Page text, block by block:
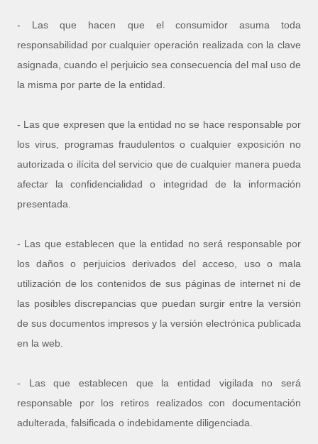
- Las que hacen que el consumidor asuma toda
responsabilidad por cualquier operación realizada con la clave
asignada, cuando el perjuicio sea consecuencia del mal uso de
la misma por parte de la entidad.
- Las que expresen que la entidad no se hace responsable por
los virus, programas fraudulentos o cualquier exposición no
autorizada o ilícita del servicio que de cualquier manera pueda
afectar la confidencialidad o integridad de la información
presentada.
- Las que establecen que la entidad no será responsable por
los daños o perjuicios derivados del acceso, uso o mala
utilización de los contenidos de sus páginas de internet ni de
las posibles discrepancias que puedan surgir entre la versión
de sus documentos impresos y la versión electrónica publicada
en la web.
- Las que establecen que la entidad vigilada no será
responsable por los retiros realizados con documentación
adulterada, falsificada o indebidamente diligenciada.